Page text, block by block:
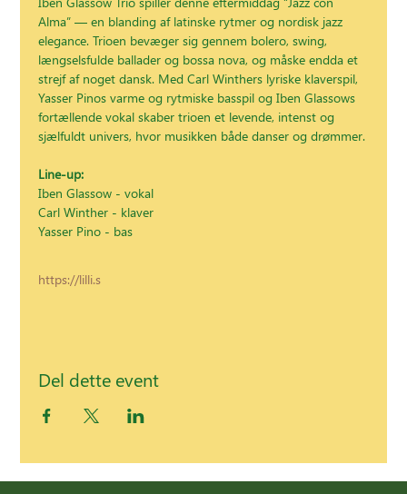
Alma” — en blanding af latinske rytmer og nordisk jazz
elegance. Trioen bevæger sig gennem bolero, swing,
længselsfulde ballader og bossa nova, og måske endda et
strejf af noget dansk. Med Carl Winthers lyriske klaverspil,
Yasser Pinos varme og rytmiske basspil og Iben Glassows
fortællende vokal skaber trioen et levende, intenst og
sjælfuldt univers, hvor musikken både danser og drømmer.
Line-up:
Iben Glassow - vokal
Carl Winther - klaver
Yasser Pino - bas
https://lilli.s
Del dette event